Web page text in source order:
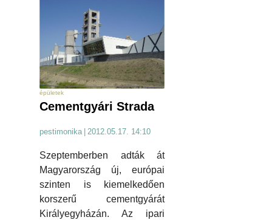
épületek
Cementgyári Strada
pestimonika 2012.05.17. 14:10
Szeptemberben adták át
Magyarország új, európai
szinten is kiemelkedően
korszerű cementgyárát
Királyegyházán. Az ipari